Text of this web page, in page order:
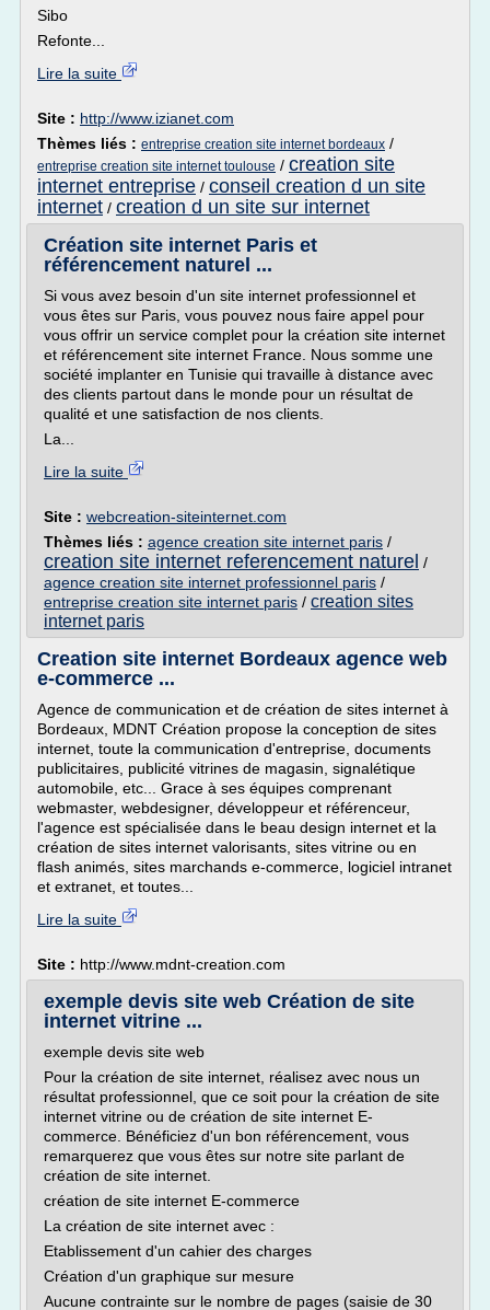
Sibo
Refonte...
Lire la suite
Site : http://www.izianet.com
Thèmes liés : entreprise creation site internet bordeaux /
entreprise creation site internet toulouse / creation site
internet entreprise / conseil creation d un site
internet / creation d un site sur internet
Création site internet Paris et
référencement naturel ...
Si vous avez besoin d'un site internet professionnel et
vous êtes sur Paris, vous pouvez nous faire appel pour
vous offrir un service complet pour la création site internet
et référencement site internet France. Nous somme une
société implanter en Tunisie qui travaille à distance avec
des clients partout dans le monde pour un résultat de
qualité et une satisfaction de nos clients.
La...
Lire la suite
Site : webcreation-siteinternet.com
Thèmes liés : agence creation site internet paris /
creation site internet referencement naturel /
agence creation site internet professionnel paris /
entreprise creation site internet paris / creation sites
internet paris
Creation site internet Bordeaux agence web
e-commerce ...
Agence de communication et de création de sites internet à
Bordeaux, MDNT Création propose la conception de sites
internet, toute la communication d'entreprise, documents
publicitaires, publicité vitrines de magasin, signalétique
automobile, etc... Grace à ses équipes comprenant
webmaster, webdesigner, développeur et référenceur,
l'agence est spécialisée dans le beau design internet et la
création de sites internet valorisants, sites vitrine ou en
flash animés, sites marchands e-commerce, logiciel intranet
et extranet, et toutes...
Lire la suite
Site : http://www.mdnt-creation.com
exemple devis site web Création de site
internet vitrine ...
exemple devis site web
Pour la création de site internet, réalisez avec nous un
résultat professionnel, que ce soit pour la création de site
internet vitrine ou de création de site internet E-
commerce. Bénéficiez d'un bon référencement, vous
remarquerez que vous êtes sur notre site parlant de
création de site internet.
création de site internet E-commerce
La création de site internet avec :
Etablissement d'un cahier des charges
Création d'un graphique sur mesure
Aucune contrainte sur le nombre de pages (saisie de 30